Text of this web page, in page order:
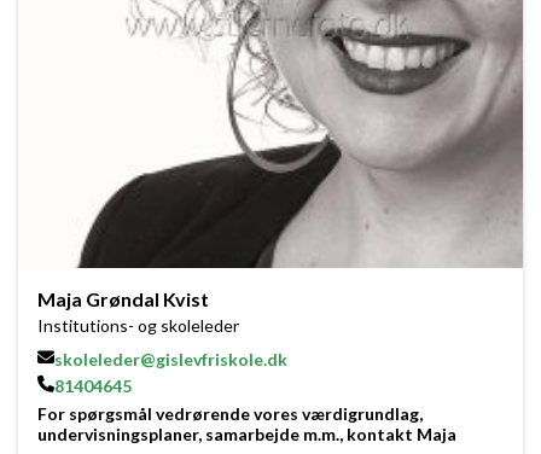
Maja Grøndal Kvist
Institutions- og skoleleder
skoleleder@gislevfriskole.dk
81404645
For spørgsmål vedrørende vores værdigrundlag,
undervisningsplaner, samarbejde m.m., kontakt Maja